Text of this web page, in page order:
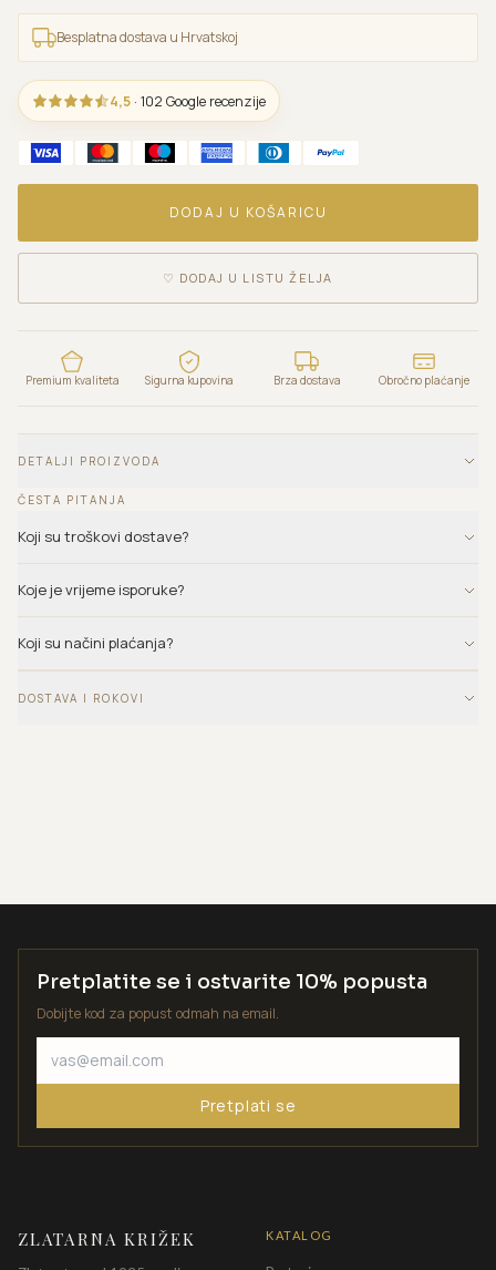
Besplatna dostava u Hrvatskoj
4,5 · 102 Google recenzije
DODAJ U KOŠARICU
♡ DODAJ U LISTU ŽELJA
Premium kvaliteta Sigurna kupovina Brza dostava Obročno plaćanje
DETALJI PROIZVODA
ČESTA PITANJA
Koji su troškovi dostave?
Koje je vrijeme isporuke?
Koji su načini plaćanja?
DOSTAVA I ROKOVI
Pretplatite se i ostvarite 10% popusta
Dobijte kod za popust odmah na email.
Pretplati se
ZLATARNA KRIŽEK KATALOG